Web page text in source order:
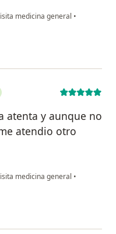
medicina general •
atenta y aunque no
atendio otro
medicina general •